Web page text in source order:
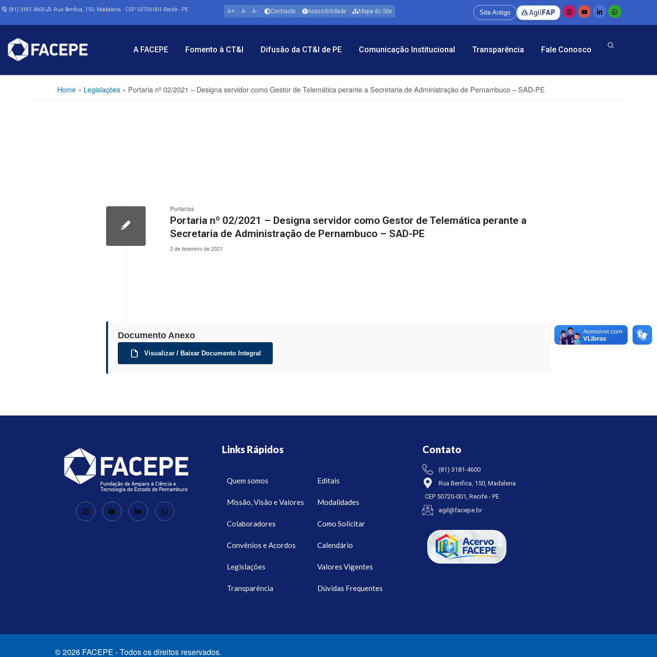
Home » Legislações » Portaria nº 02/2021 – Designa servidor como Gestor de Telemática perante a Secretaria de Administração de Pernambuco – SAD-PE
(81) 3181.4600 Rua Benfica, 150, Madalena - CEP 50720-001 Recife - PE A+ A A- Contraste Acessibilidade Mapa do Site Site Antigo
A FACEPE Fomento à CT&I Difusão da CT&I de PE Comunicação Institucional Transparência Fale Conosco
Portarias
Portaria nº 02/2021 – Designa servidor como Gestor de Telemática perante a
Secretaria de Administração de Pernambuco – SAD-PE
2 de fevereiro de 2021
Documento Anexo
Visualizar / Baixar Documento Integral
Links Rápidos
Quem somos
Missão, Visão e Valores
Colaboradores
Convênios e Acordos
Legislações
Transparência
Editais
Modalidades
Como Solicitar
Calendário
Valores Vigentes
Dúvidas Frequentes
Contato
(81) 3181-4600
Rua Benfica, 150, Madalena
CEP 50720-001, Recife - PE
agil@facepe.br
© 2026 FACEPE - Todos os direitos reservados.